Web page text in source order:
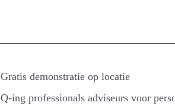
Gratis demonstratie op locatie
Q-ing professionals adviseurs voor